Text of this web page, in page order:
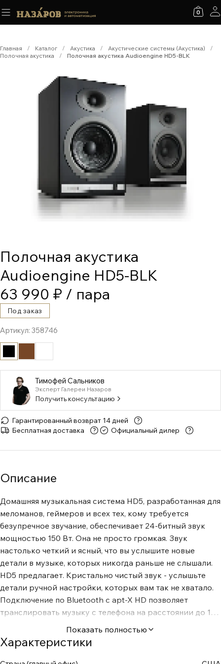
0
Главная / Каталог / Акустика / Акустические системы (Акустика)
/
Полочная акустика
/ Полочная акустика Audioengine HD5-BLK
Полочная акустика
Audioengine HD5-BLK
63 990 ₽ / пара
Под заказ
Артикул: 358746
Тимофей Сальников
Эксперт Галереи Назаров
Получить консультацию
Гарантированный возврат 14 дней
Бесплатная доставка
Официальный дилер
Описание
Домашняя музыкальная система HD5, разработанная для
меломанов, геймеров и всех тех, кому требуется
безупречное звучание, обеспечивает 24-битный звук
мощностью 150 Вт. Она не просто громкая. Звук
настолько четкий и ясный, что вы услышите новые
детали в музыке, которых никогда раньше не слышали.
HD5 предлагает. Кристально чистый звук - услышьте
детали ручной настройки, которых вам так не хватало.
Подключение по Bluetooth с apt-X HD позволяет
транслировать музыку с телефона на расстоянии до 100
футов. Мощность в 150 Вт означает, что все знают, где
проходит вечеринка. Мы используем компоненты
профессионального качества. Оптический вход Входы /
выходы RCA Стереовход с мини-разъемом Выход на
Показать полностью
Характеристики